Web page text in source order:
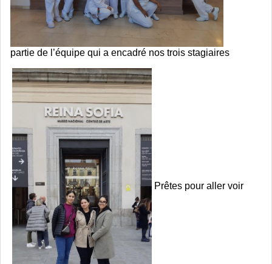
partie de l’équipe qui a encadré nos trois stagiaires
Prêtes pour aller voir